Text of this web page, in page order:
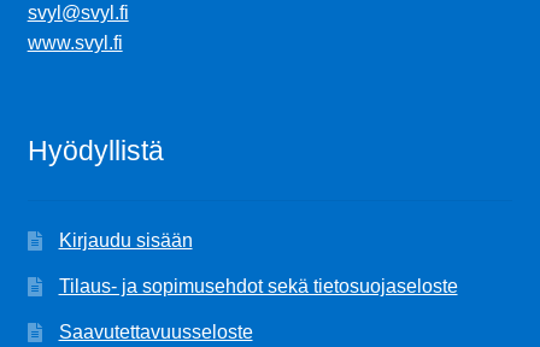
svyl@svyl.fi
www.svyl.fi
Hyödyllistä
Kirjaudu sisään
Tilaus- ja sopimusehdot sekä tietosuojaseloste
Saavutettavuusseloste